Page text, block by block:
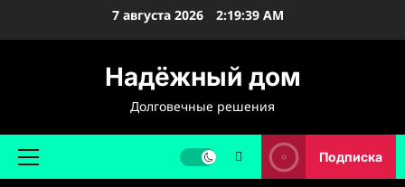
7 августа 2026 2:19:41 AM
Надёжный дом
Долговечные решения
Основное
Подписка